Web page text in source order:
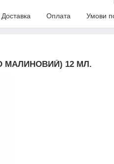
Доставка Оплата Умови
МАЛИНОВИЙ) 12 МЛ.